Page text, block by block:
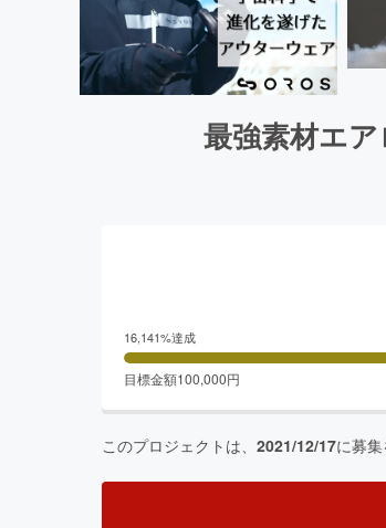
最強素材エ
16,141%達成
目標金額100,000円
このプロジェクトは、 2021/12/17に募集